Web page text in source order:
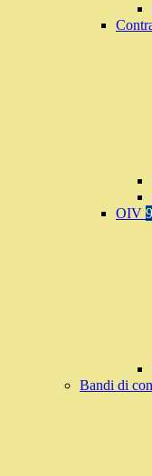
OIV 9
Bandi di